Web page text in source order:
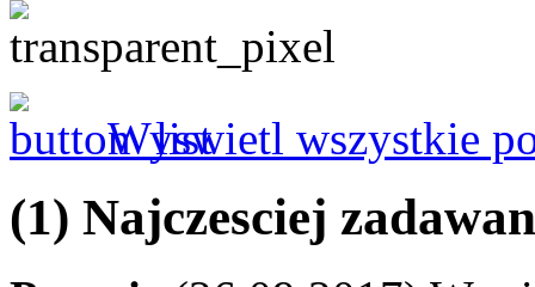
Wyswietl wszystkie
(1) Najczesciej